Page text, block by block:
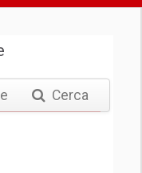
Cerca